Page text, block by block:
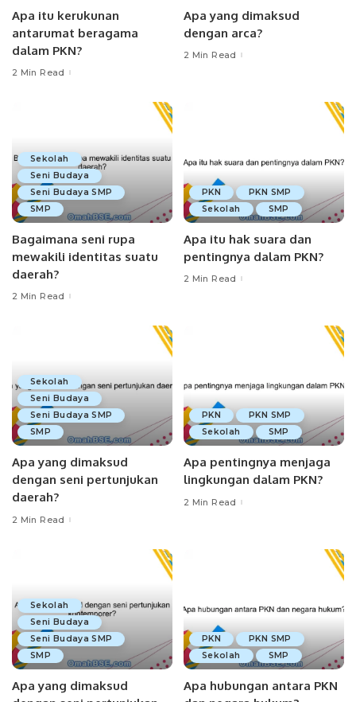
Apa itu kerukunan
antarumat beragama
dalam PKN?
2 Min Read
Apa yang dimaksud
dengan arca?
2 Min Read
Sekolah
Seni Budaya
Seni Budaya SMP
SMP
Bagaimana seni rupa
mewakili identitas suatu
daerah?
2 Min Read
PKN
PKN SMP
Sekolah
SMP
Apa itu hak suara dan
pentingnya dalam PKN?
2 Min Read
Sekolah
Seni Budaya
Seni Budaya SMP
SMP
Apa yang dimaksud
dengan seni pertunjukan
daerah?
2 Min Read
PKN
PKN SMP
Sekolah
SMP
Apa pentingnya menjaga
lingkungan dalam PKN?
2 Min Read
Sekolah
Seni Budaya
Seni Budaya SMP
SMP
Apa yang dimaksud
PKN
PKN SMP
Sekolah
SMP
Apa hubungan antara PKN